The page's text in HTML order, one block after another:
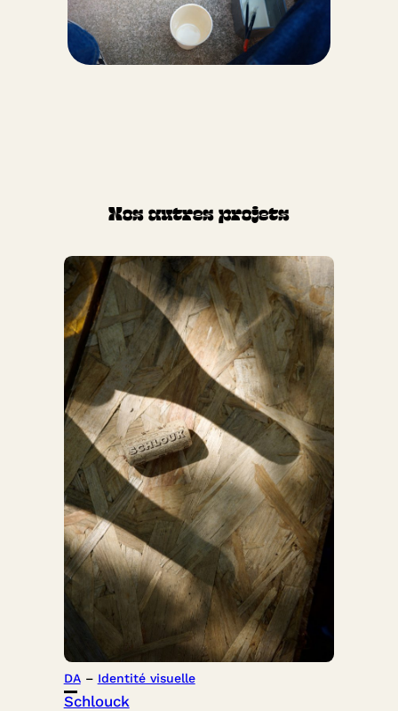
Nos autres projets
DA – Identité visuelle
Schlouck